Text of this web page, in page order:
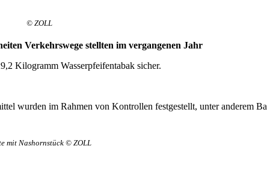
© ZOLL
Verkehrswege stellten im vergangenen Jahr
Kilogramm Wasserpfeifentabak sicher.
wurden im Rahmen von Kontrollen festgestellt, unter anderem
mit Nashornstück © ZOLL